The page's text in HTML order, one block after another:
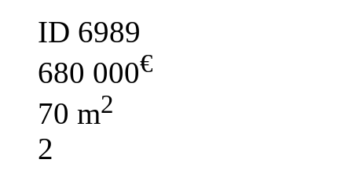
ID 6989
680 000€
70 m2
2